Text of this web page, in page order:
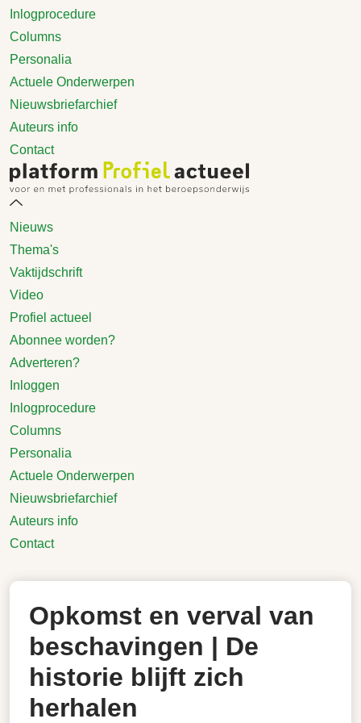
Inlogprocedure
Columns
Personalia
Actuele Onderwerpen
Nieuwsbriefarchief
Auteurs info
Contact
Nieuws
Thema's
Vaktijdschrift
Video
Profiel actueel
Abonnee worden?
Adverteren?
Inloggen
Inlogprocedure
Columns
Personalia
Actuele Onderwerpen
Nieuwsbriefarchief
Auteurs info
Contact
Opkomst en verval van
beschavingen | De
historie blijft zich
herhalen